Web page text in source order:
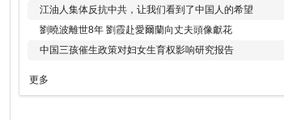
江油人集体反抗中共，让我们看到了中国人的希望
劉曉波離世8年 劉霞赴愛爾蘭向丈夫頭像獻花
中国三孩催生政策对妇女生育权影响研究报告
更多